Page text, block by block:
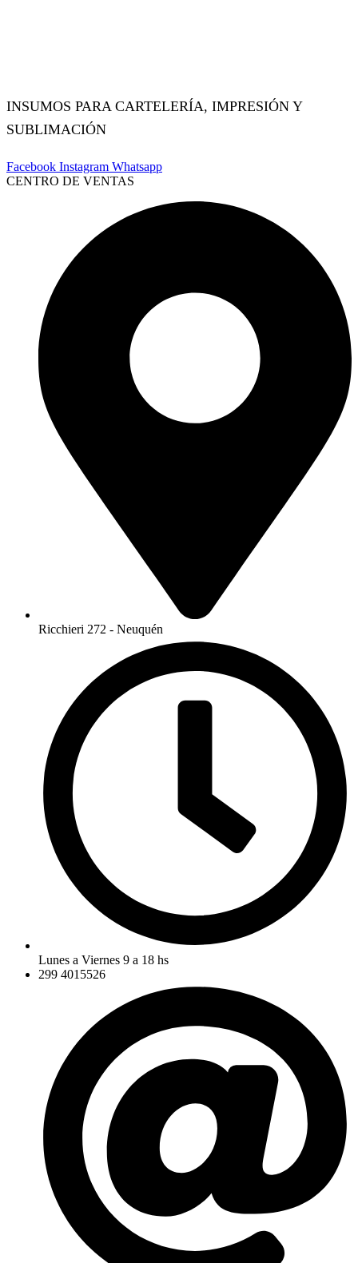
INSUMOS PARA CARTELERÍA, IMPRESIÓN Y
SUBLIMACIÓN
Facebook Instagram Whatsapp
CENTRO DE VENTAS
Ricchieri 272 - Neuquén
Lunes a Viernes 9 a 18 hs
299 4015526